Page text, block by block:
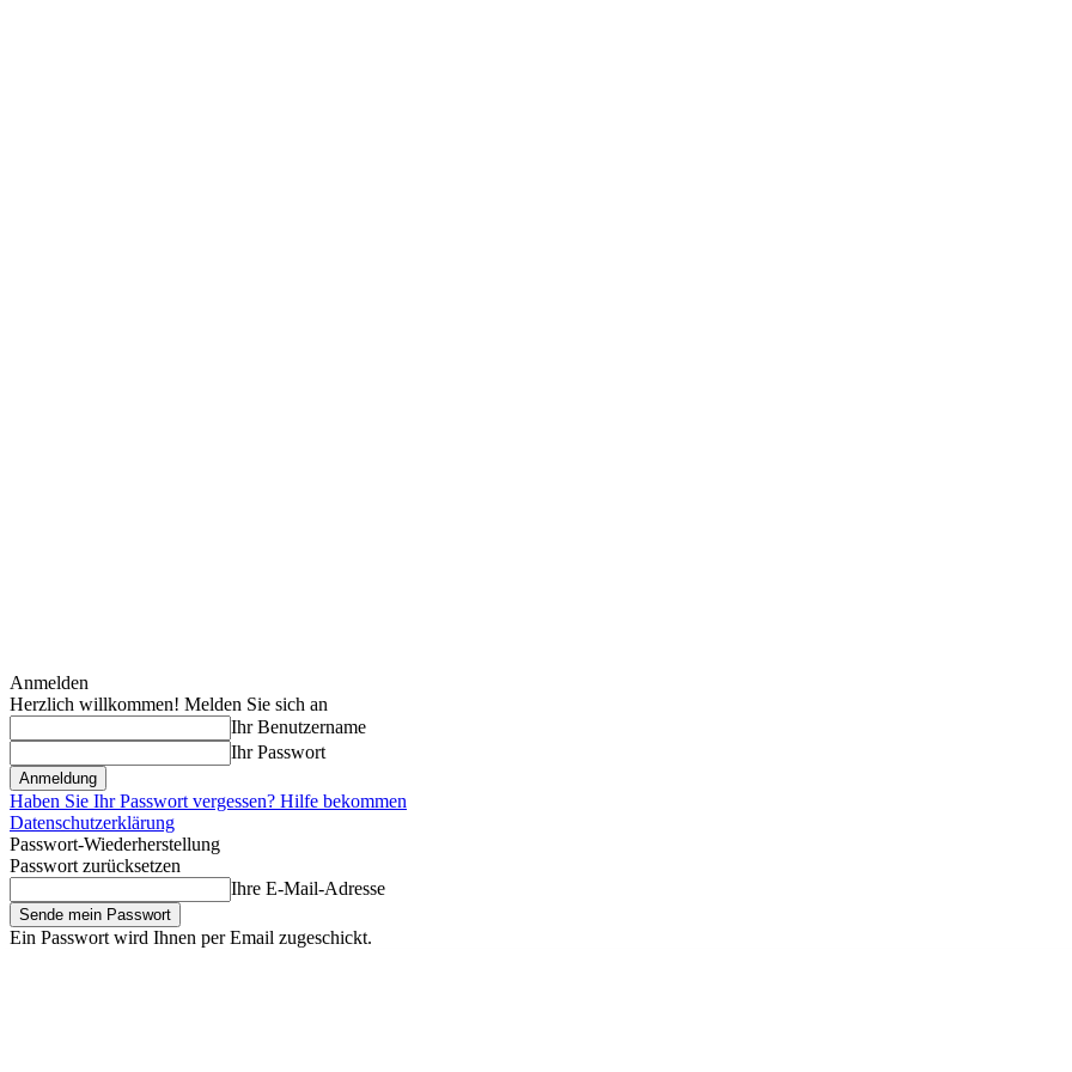
Anmelden
Herzlich willkommen! Melden Sie sich an
Ihr Benutzername
Ihr Passwort
Haben Sie Ihr Passwort vergessen? Hilfe bekommen
Datenschutzerklärung
Passwort-Wiederherstellung
Passwort zurücksetzen
Ihre E-Mail-Adresse
Ein Passwort wird Ihnen per Email zugeschickt.